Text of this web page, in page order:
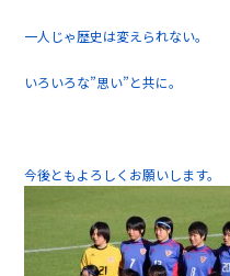
一人じゃ歴史は変えられない。
いろいろな”思い”と共に。
今後ともよろしくお願いします。